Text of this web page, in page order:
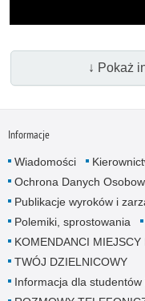
↓ Pokaż
Informacje
Wiadomości
Ochrona Danych
Publikacje wyroków i
Polemiki, sprostowania
KOMENDANCI
TWÓJ DZIELNICOWY
Informacja dla